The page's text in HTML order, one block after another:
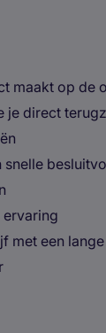
maakt op de
je direct
met een